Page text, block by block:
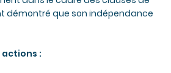
démontré que son indépendance
: